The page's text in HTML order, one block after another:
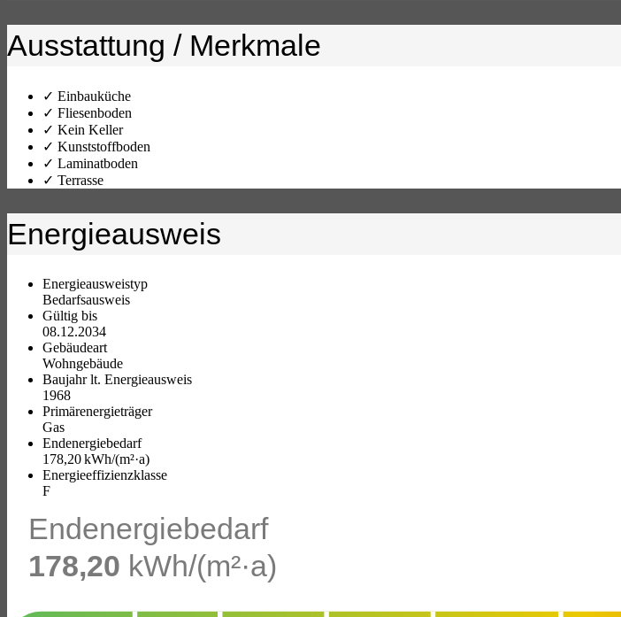
Ausstattung / Merkmale
✓ Einbauküche
✓ Fliesenboden
✓ Kein Keller
✓ Kunststoffboden
✓ Laminatboden
✓ Terrasse
Energieausweis
Energieausweistyp
Bedarfs­ausweis
Gültig bis
08.12.2034
Gebäudeart
Wohngebäude
Baujahr lt. Energieausweis
1968
Primärenergieträger
Gas
Endenergie­bedarf
178,20 kWh/(m²·a)
Energie­effizienz­klasse
F
Endenergiebedarf
178,20 kWh/(m²·a)